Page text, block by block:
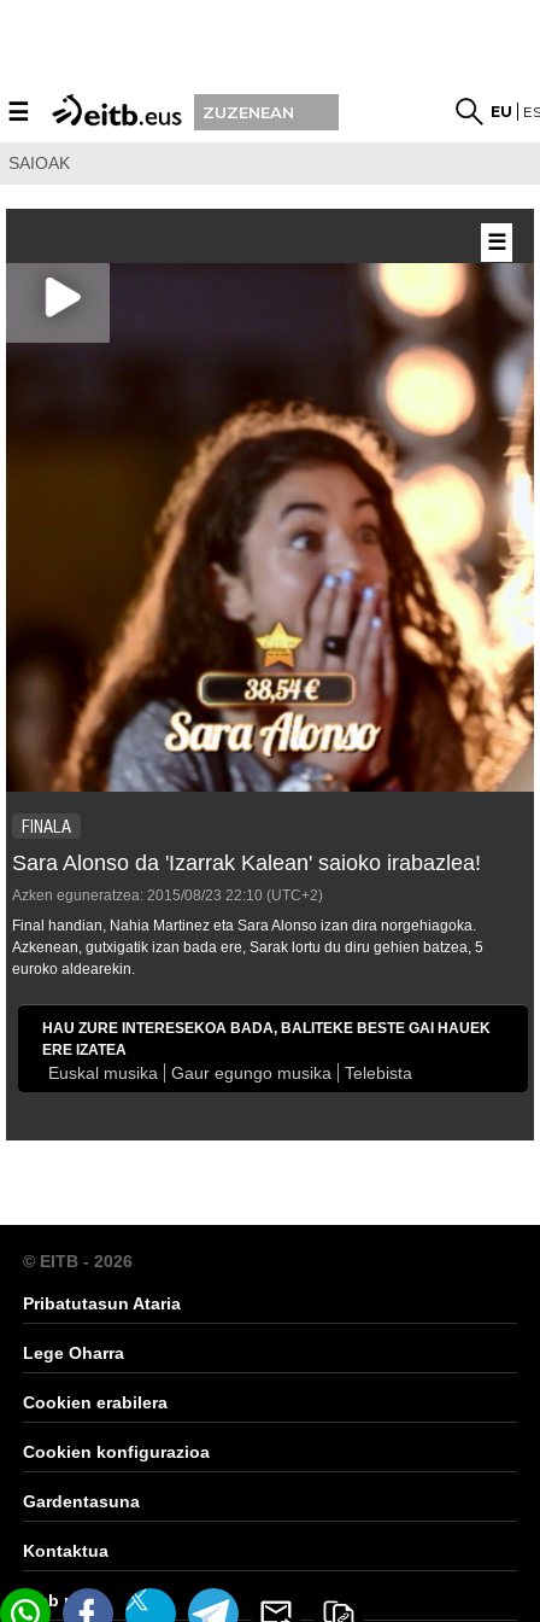
☰ ZUZENEAN EU
SAIOAK
FINALA
Sara Alonso da 'Izarrak Kalean' saioko irabazlea!
Azken eguneratzea: 2015/08/23 22:10 (UTC+2)
Final handian, Nahia Martinez eta Sara Alonso izan dira norgehiagoka.
Azkenean, gutxigatik izan bada ere, Sarak lortu du diru gehien batzea, 5
euroko aldearekin.
HAU ZURE INTERESEKOA BADA, BALITEKE BESTE GAI HAUEK
ERE IZATEA
Euskal musika Gaur egungo musika Telebista
☰
© EITB - 2026
Pribatutasun Ataria
Lege Oharra
Cookien erabilera
Cookien konfigurazioa
Gardentasuna
Kontaktua
Web mapa